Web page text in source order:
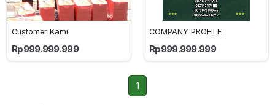
Customer Kami
Rp999.999.999
COMPANY PROFILE
Rp999.999.999
1